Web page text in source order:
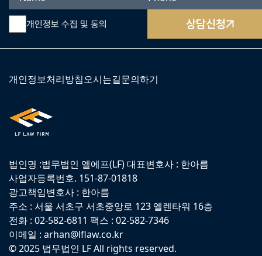
개인정보 수집 및 동의 상담신청
개인정보처리방침오시는길문의하기
법인명 :법무법인 엘에프(LF) 대표변호사 : 한아름
사업자등록번호. 151-87-01818
광고책임변호사 : 한아름
주소 : 서울 서초구 서초중앙로 123 엘렌타워 16층
전화 : 02-582-6811 팩스 : 02-582-7346
이메일 : arhan@lflaw.co.kr
© 2025 법무법인 LF All rights reserved.